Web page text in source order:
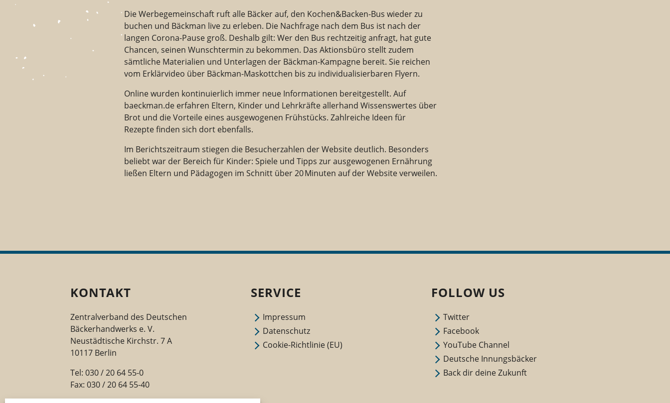
Die Werbegemeinschaft ruft alle Bäcker auf, den Kochen&Backen-Bus wieder zu
buchen und Bäckman live zu erleben. Die Nachfrage nach dem Bus ist nach der
langen Corona-Pause groß. Deshalb gilt: Wer den Bus rechtzeitig anfragt, hat gute
Chancen, seinen Wunschtermin zu bekommen. Das Aktionsbüro stellt zudem
sämtliche Materialien und Unterlagen der Bäckman-Kampagne bereit. Sie reichen
vom Erklärvideo über Bäckman-Maskottchen bis zu individualisierbaren Flyern.
Online wurden kontinuierlich immer neue Informationen bereitgestellt. Auf
baeckman.de erfahren Eltern, Kinder und Lehrkräfte allerhand Wissenswertes über
Brot und die Vorteile eines ausgewogenen Frühstücks. Zahlreiche Ideen für
Rezepte finden sich dort ebenfalls.
Im Berichtszeitraum stiegen die Besucherzahlen der Website deutlich. Besonders
beliebt war der Bereich für Kinder: Spiele und Tipps zur ausgewogenen Ernährung
ließen Eltern und Pädagogen im Schnitt über 20 Minuten auf der Website verweilen.
KONTAKT
Zentralverband des Deutschen
Bäckerhandwerks e. V.
Neustädtische Kirchstr. 7 A
10117 Berlin
Tel: 030 / 20 64 55-0
Fax: 030 / 20 64 55-40
SERVICE
Impressum
Datenschutz
Cookie-Richtlinie (EU)
FOLLOW US
Twitter
Facebook
YouTube Channel
Deutsche Innungsbäcker
Back dir deine Zukunft